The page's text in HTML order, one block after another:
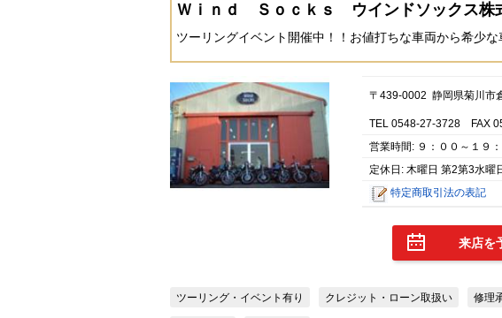
Ｗｉｎｄ Ｓｏｃｋｓ ウインドソックス株
ツーリングイベント開催中！！お値打ちな車両から希少
〒439-0002 静岡県菊川市
TEL 0548-27-3728 FAX
営業時間: ９：００～１９：
定休日: 木曜日 第2第3水曜
特定商取引法の表記
来店を
ツーリング・イベント有り クレジット・ローン取扱い 修理